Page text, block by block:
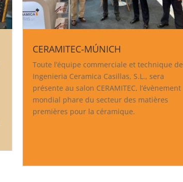
CERAMITEC-MÚNICH
Toute l’équipe commerciale et technique de
Ingenieria Ceramica Casillas, S.L., sera
présente au salon CERAMITEC, l’évènement
mondial phare du secteur des matières
premières pour la céramique.